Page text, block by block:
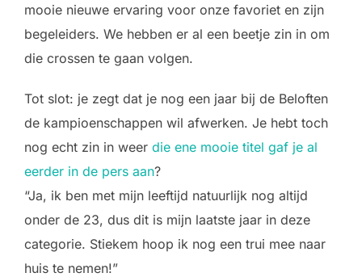
mooie nieuwe ervaring voor onze favoriet en zijn
begeleiders. We hebben er al een beetje zin in om
die crossen te gaan volgen.
Tot slot: je zegt dat je nog een jaar bij de Beloften
de kampioenschappen wil afwerken. Je hebt toch
nog echt zin in weer die ene mooie titel gaf je al
eerder in de pers aan?
“Ja, ik ben met mijn leeftijd natuurlijk nog altijd
onder de 23, dus dit is mijn laatste jaar in deze
categorie. Stiekem hoop ik nog een trui mee naar
huis te nemen!”